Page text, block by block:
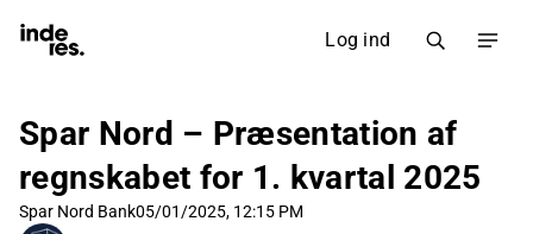
Log ind
Spar Nord – Præsentation af
regnskabet for 1. kvartal 2025
Spar Nord Bank05/01/2025, 12:15 PM